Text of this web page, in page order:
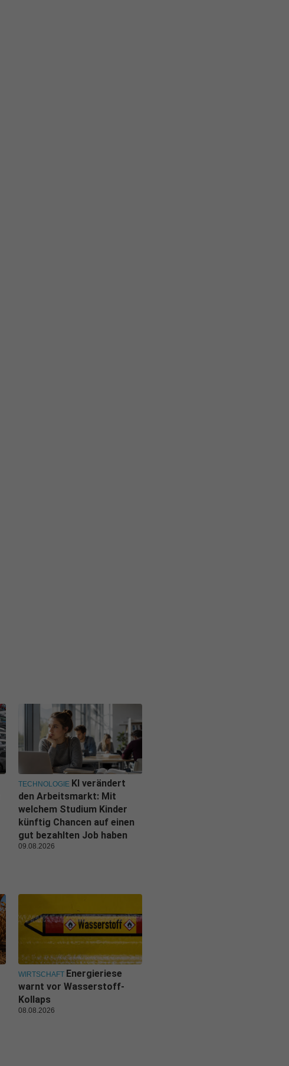
TECHNOLOGIE KI verändert
den Arbeitsmarkt: Mit
welchem Studium Kinder
künftig Chancen auf einen
gut bezahlten Job haben
09.08.2026
WIRTSCHAFT Energieriese
warnt vor Wasserstoff-
Kollaps
08.08.2026